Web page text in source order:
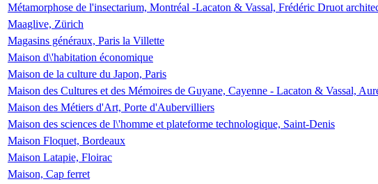
Métamorphose de l'insectarium, Montréal -Lacaton & Vassal, Frédéric Druot
Maaglive, Zürich
Magasins généraux, Paris la Villette
Maison d\'habitation économique
Maison de la culture du Japon, Paris
Maison des Cultures et des Mémoires de Guyane, Cayenne - Lacaton & Vassal,
Maison des Métiers d'Art, Porte d'Aubervilliers
Maison des sciences de l\'homme et plateforme technologique, Saint-Denis
Maison Floquet, Bordeaux
Maison Latapie, Floirac
Maison, Cap ferret